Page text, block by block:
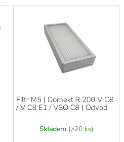
Filtr M5 | Domekt R 200 V C8
/ V C8 E1 / VSO C8 | Odvod
Skladem (>20 ks)